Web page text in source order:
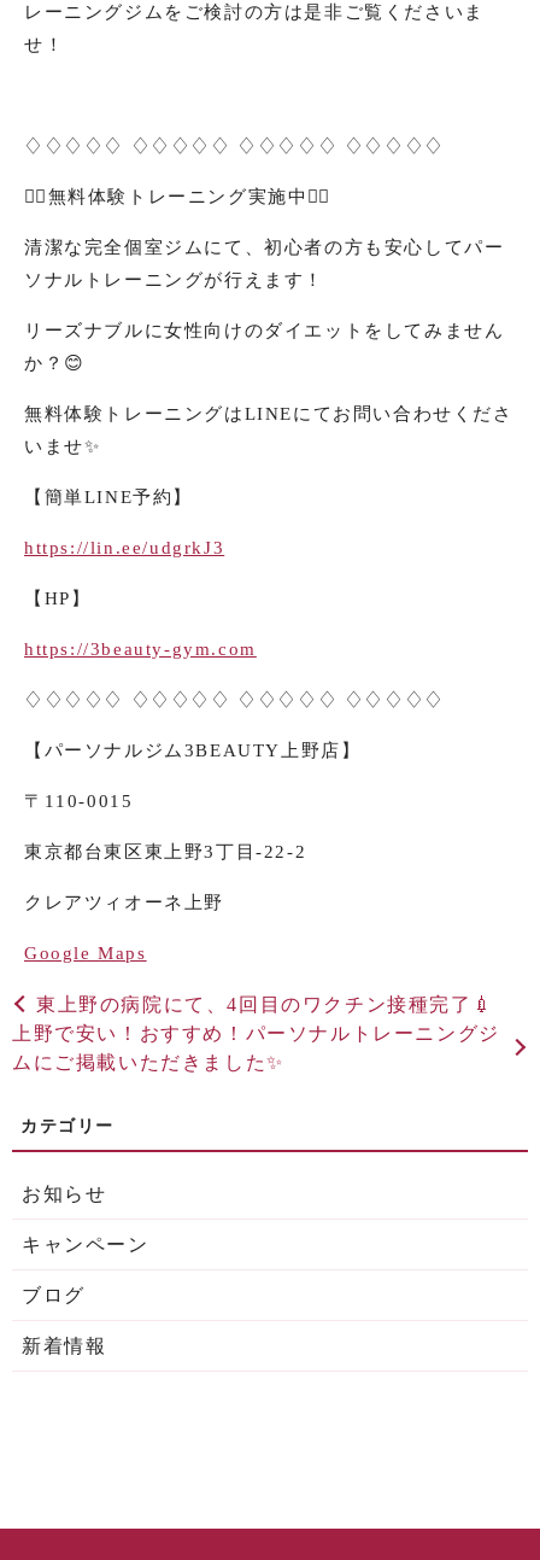
レーニングジムをご検討の方は是非ご覧くださいま
せ！
♢♢♢♢♢ ♢♢♢♢♢ ♢♢♢♢♢ ♢♢♢♢♢
🏋️‍♀️無料体験トレーニング実施中 🏋️‍♀️
清潔な完全個室ジムにて、初心者の方も安心してパー
ソナルトレーニングが行えます！
リーズナブルに女性向けのダイエットをしてみません
か？ 😊
無料体験トレーニングはLINEにてお問い合わせくださ
いませ✨
【簡単LINE予約】
https://lin.ee/udgrkJ3
【 HP 】
https://3beauty-gym.com
♢♢♢♢♢ ♢♢♢♢♢ ♢♢♢♢♢ ♢♢♢♢♢
【パーソナルジム 3BEAUTY 上野店】
〒 110-0015
東京都台東区東上野3丁目-22-2
クレアツィオーネ上野
Google Maps
東上野の病院にて、4回目のワクチン接種完了💉
上野で安い！おすすめ！パーソナルトレーニングジ
ムにご掲載いただきました✨
お知らせ
キャンペーン
ブログ
新着情報